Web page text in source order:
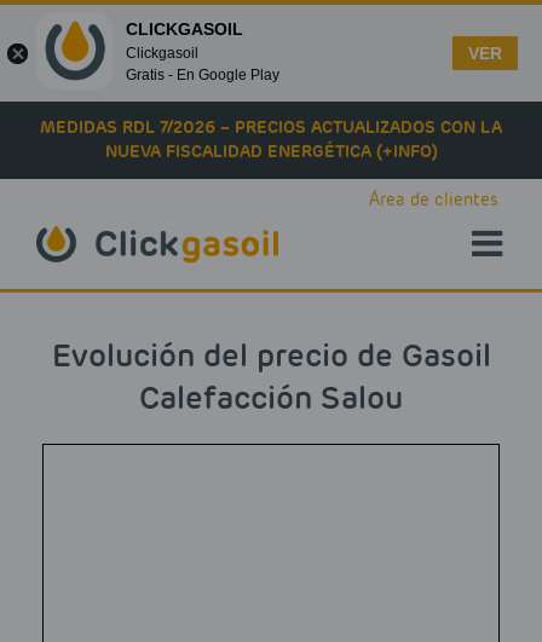
Skip to main content
MEDIDAS RDL 7/2026 – PRECIOS ACTUALIZADOS CON LA
NUEVA FISCALIDAD ENERGÉTICA (+INFO)
Área de clientes
Evolución del precio de Gasoil
Calefacción Salou
CLICKGASOIL
Clickgasoil
Gratis - En Google Play
VER